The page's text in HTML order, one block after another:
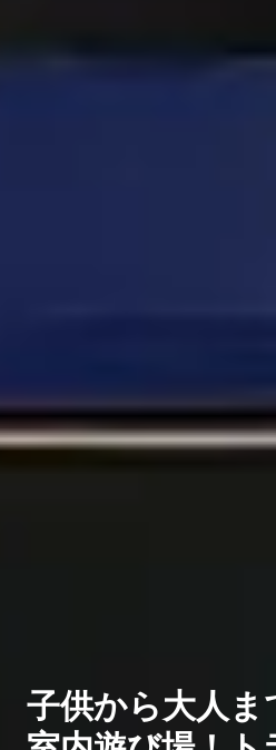
子供から大人ま